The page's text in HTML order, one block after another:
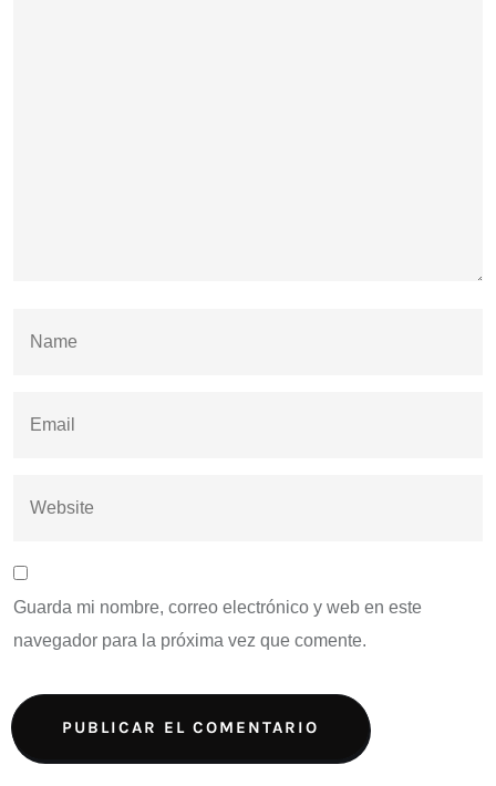
Guarda mi nombre, correo electrónico y web en este
navegador para la próxima vez que comente.